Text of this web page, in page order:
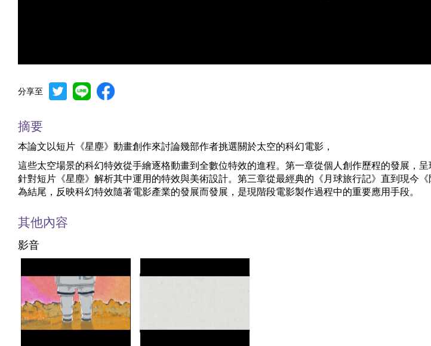
分享至
摘要
本論文以短片《星塵》動畫創作來討論幾部作者挑選關於太空的科幻電影，
這些太空場景的科幻特效從手繪逐格動畫到全數位特效的進程。第一章從個人創作歷程的發展，
針對短片《星塵》解析其中運用的特效與美術設計。第三章從最經典的《月球旅行記》直到現今
為結尾，反映科幻特效隨著電影產業的發展而發展，是現階段電影製作過程中的重要應用手段。
其他內容
影音